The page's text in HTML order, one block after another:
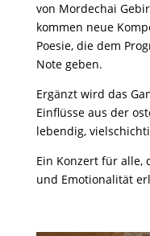
von Mordechai
kommen neue
Poesie, die dem
Note geben.
Ergänzt wird das
Einflüsse aus der
lebendig,
Ein Konzert für alle,
und Emotionalität